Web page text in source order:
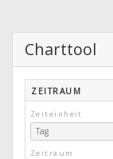
Charttool
ZEITRAUM
Zeiteinheit
Tag
Zeitraum